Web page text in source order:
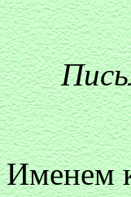
Именем